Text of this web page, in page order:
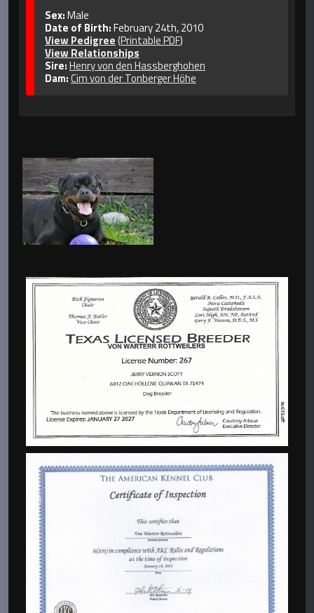
Sex:Male
Date of Birth:February 24th, 2010
View Pedigree(Printable PDF)
View Relationships
Sire:Henry von den Hassberghohen
Dam:Cim von der Tonberger Höhe